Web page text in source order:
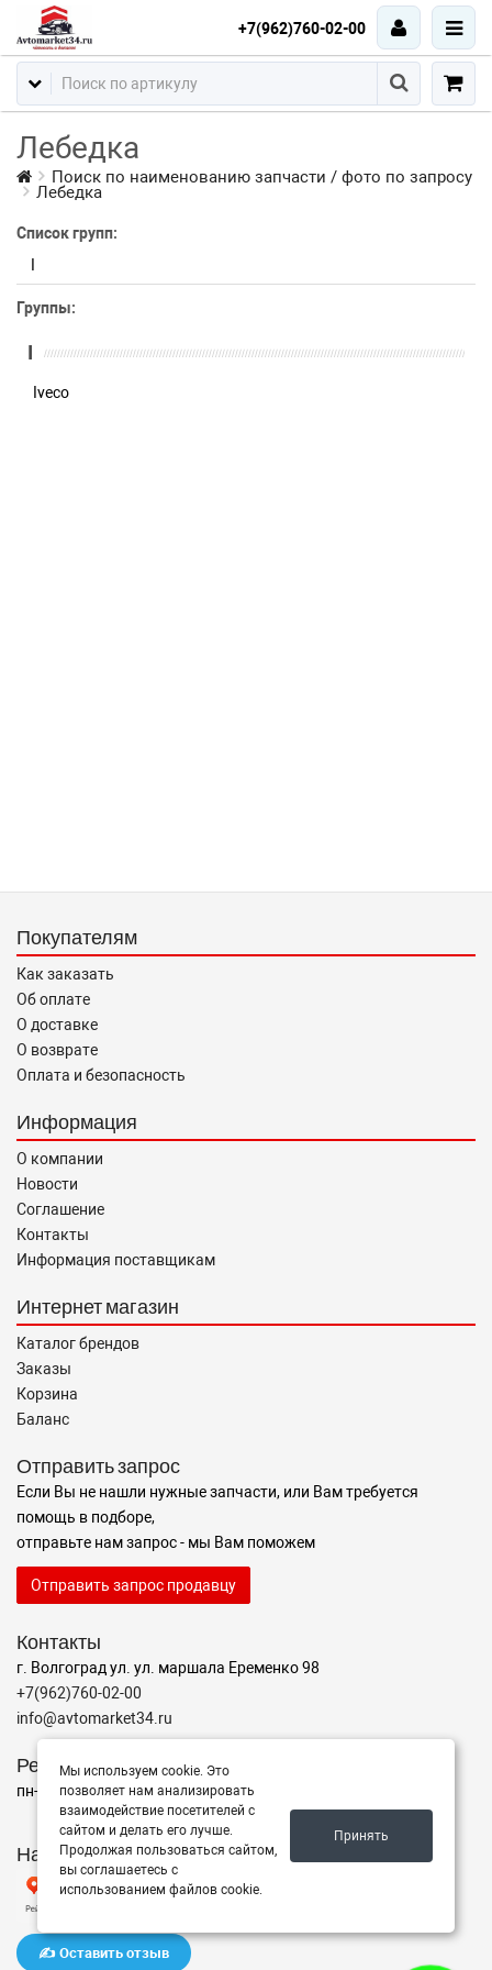
+7(962)760-02-00
Лебедка
Поиск по наименованию запчасти / фото по запросу
Лебедка
Список групп:
Группы:
Iveco
Покупателям
Как заказать
Об оплате
О доставке
О возврате
Оплата и безопасность
Информация
О компании
Новости
Соглашение
Контакты
Информация поставщикам
Интернет магазин
Каталог брендов
Заказы
Корзина
Баланс
Отправить запрос
Если Вы не нашли нужные запчасти, или Вам требуется
помощь в подборе,
отправьте нам запрос - мы Вам поможем
Отправить запрос продавцу
Контакты
г. Волгоград ул. ул. маршала Еременко 98
+7(962)760-02-00
info@avtomarket34.ru
Режим работы
пн-пт с 10:00 до 15:00, Сб-Вс выходной
Наш рейтинг на Яндексе
✍️ Оставить отзыв
Мы используем cookie. Это
позволяет нам анализировать
взаимодействие посетителей с
сайтом и делать его лучше.
Продолжая пользоваться сайтом,
вы соглашаетесь с
использованием файлов cookie.
Принять